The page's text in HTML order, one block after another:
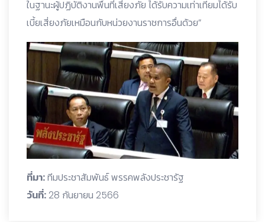
ในฐานะผู้ปฏิบัติงานพื้นที่เสี่ยงภัย ได้รับความเท่าเทียมได้รับ
เบี้ยเสี่ยงภัยเหมือนกับหน่วยงานราชการอื่นด้วย”
ที่มา:ทีมประชาสัมพันธ์ พรรคพลังประชารัฐ
วันที่: 28 กันยายน 2566